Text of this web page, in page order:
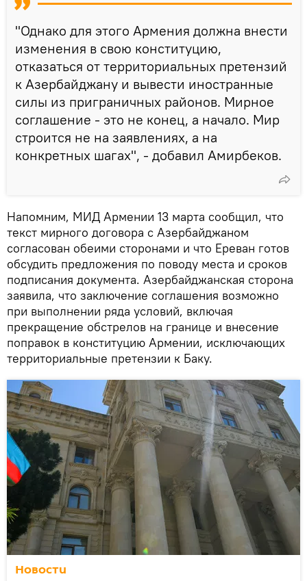
"Однако для этого Армения должна внести
изменения в свою конституцию,
отказаться от территориальных претензий
к Азербайджану и вывести иностранные
силы из приграничных районов. Мирное
соглашение - это не конец, а начало. Мир
строится не на заявлениях, а на
конкретных шагах", - добавил Амирбеков.
Напомним, МИД Армении 13 марта сообщил, что
текст мирного договора с Азербайджаном
согласован обеими сторонами и что Ереван готов
обсудить предложения по поводу места и сроков
подписания документа. Азербайджанская сторона
заявила, что заключение соглашения возможно
при выполнении ряда условий, включая
прекращение обстрелов на границе и внесение
поправок в конституцию Армении, исключающих
территориальные претензии к Баку.
Новости